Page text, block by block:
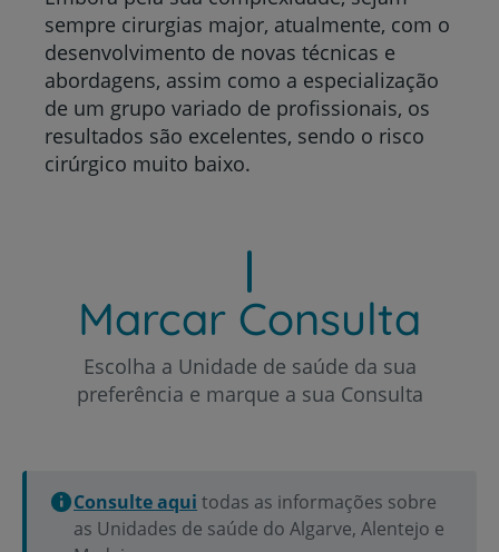
sempre cirurgias major, atualmente, com o
desenvolvimento de novas técnicas e
abordagens, assim como a especialização
de um grupo variado de profissionais, os
resultados são excelentes, sendo o risco
cirúrgico muito baixo.
Marcar Consulta
Escolha a Unidade de saúde da sua
preferência e marque a sua Consulta
Consulte aqui todas as informações sobre
as Unidades de saúde do Algarve, Alentejo e